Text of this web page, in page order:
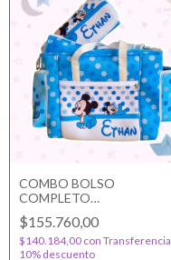
COMBO BOLSO
COMPLETO
PERSONALIZADO
$155.760,00
$140.184,00 con Transferencia
10% descuento